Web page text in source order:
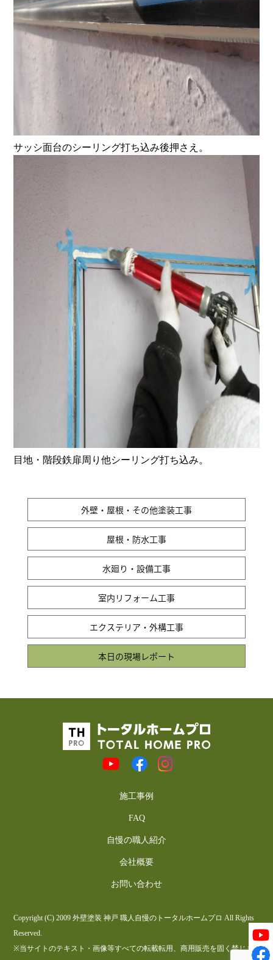
サッシ面台のシーリング打ち込み後押さえ。
目地・階段鉄扉周り他シーリング打ち込み。
外壁・屋根・その他塗装工事
屋根・防水工事
水廻り・設備工事
室内リフォーム工事
エクステリア・外構工事
本日の現場レポート
施工事例
FAQ
自慢の職人紹介
会社概要
お問い合わせ
Copyright (C) 2009 外壁塗装 神戸 職人自慢のトータルホームプロ All Rights
Reserved.
※当サイトのテキスト・画像等すべての転載転用、商用販売を固く禁じま